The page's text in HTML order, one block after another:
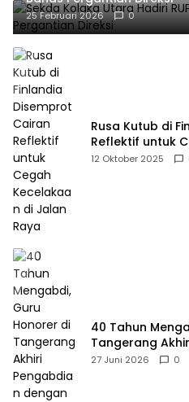
25 Februari 2026 0
Rusa Kutub di
Reflektif untuk
Raya
12 Oktober 2025
40 Tahun
Tangerang
Rp414 Ribu
27 Juni 2026 0